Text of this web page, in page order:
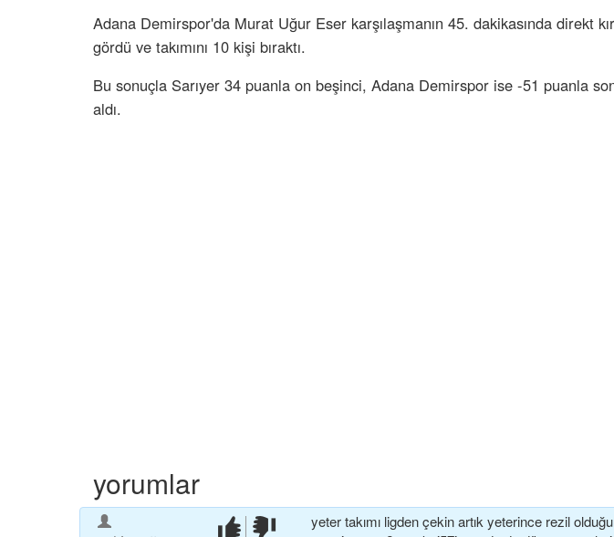
Adana Demirspor'da Murat Uğur Eser karşılaşmanın 45. dakikasında direkt
gördü ve takımını 10 kişi bıraktı.
Bu sonuçla Sarıyer 34 puanla on beşinci, Adana Demirspor ise -51 puanla
aldı.
yorumlar
beğendim!beğenmedim!yeter takımı ligden çekin artık yeterince rezil